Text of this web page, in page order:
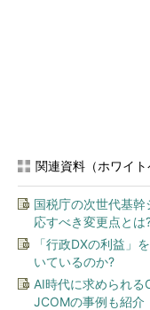
2016年2月
ジョン。通常は左
このように、企業向
「Office 2013バージョ
メジャーバージョンが
365 ProPlusにはさら
数のバージョンは、
から導入された「
す。
関連資料（ホワイト
国税庁の次世代基
応すべき変更点とは
「行政DXの利益」
いているのか?
AI時代に求められる
JCOMの事例も紹介